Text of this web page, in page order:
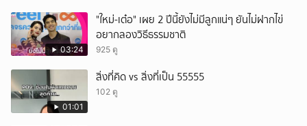
03:24
"ใหม่-เต๋อ" เผย 2 ปีนี้ยังไม่มีลูกแน่ๆ ยันไม่ฝากไข่
อยากลองวิธีธรรมชาติ
925 ดู
01:01
สิ่งที่คิด vs สิ่งที่เป็น 55555
102 ดู